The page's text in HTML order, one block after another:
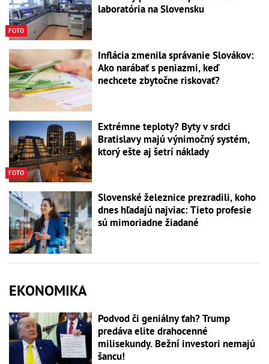
FOTO
laboratória na Slovensku
Inflácia zmenila správanie Slovákov:
Ako narábať s peniazmi, keď
nechcete zbytočne riskovať?
FOTO
Extrémne teploty? Byty v srdci
Bratislavy majú výnimočný systém,
ktorý ešte aj šetrí náklady
Slovenské železnice prezradili, koho
dnes hľadajú najviac: Tieto profesie
sú mimoriadne žiadané
EKONOMIKA
Podvod či geniálny ťah? Trump
predáva elite drahocenné
milisekundy. Bežní investori nemajú
šancu!